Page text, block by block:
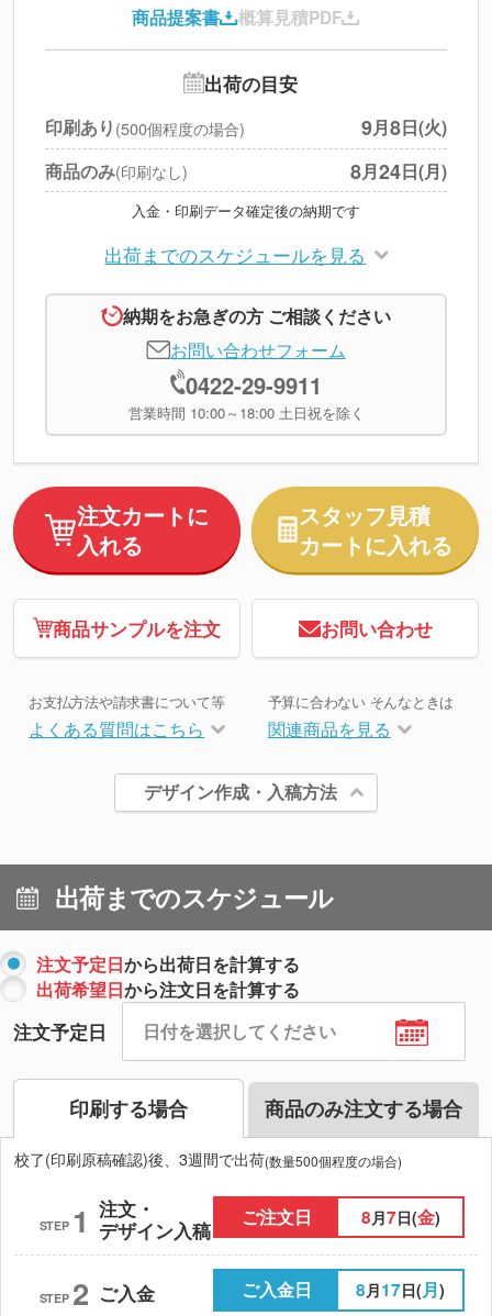
北海道・沖縄・離島 別途
円
※上記小計は税別です
商品提案書 概算見積PDF
出荷の目安
印刷あり (500個程度の場合) 9月8日(火)
商品のみ(印刷なし) 8月24日(月)
入金・印刷データ確定後の納期です
出荷までのスケジュールを見る
納期をお急ぎの方 ご相談ください
お問い合わせフォーム
0422-29-9911
営業時間 10:00～18:00 土日祝を除く
注文カートに
入れる
スタッフ見積
カートに入れる
商品サンプルを注文 お問い合わせ
お支払方法や請求書について等
よくある質問はこちら
予算に合わない そんなときは
関連商品を見る
デザイン作成・入稿方法
出荷までのスケジュール
注文予定日から出荷日を計算する
出荷希望日から注文日を計算する
注文予定日
印刷する場合 商品のみ注文する場合
校了(印刷原稿確認)後、3週間で出荷(数量500個程度の場合)
STEP 1 注文・
デザイン入稿
ご注文日 8月7日(金)
STEP 2 ご入金 ご入金日 8月17日(月)